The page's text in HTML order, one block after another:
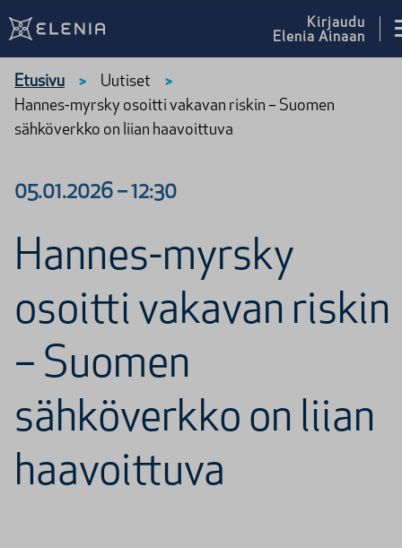
Siirry sisältöön
Kirjaudu
Elenia Ainaan
Etusivu > Uutiset >
Hannes-myrsky osoitti vakavan riskin – Suomen
sähköverkko on liian haavoittuva
05.01.2026 –12:30
Hannes-myrsky
osoitti vakavan riskin
– Suomen
sähköverkko on liian
haavoittuva